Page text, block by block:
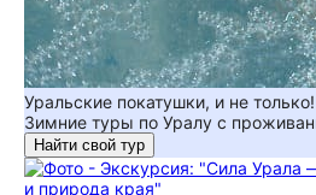
Уральские покатушки, и не только!
Зимние туры по Уралу с
Найти свой тур